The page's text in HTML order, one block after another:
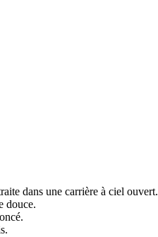
dans une carrière à ciel ouvert.
douce.